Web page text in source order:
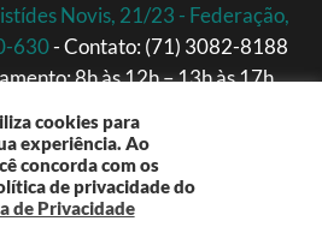
Top
Novis, 21/23 - Federação,
630- Contato: (71) 3082-8188
8h às 12h – 13h às 17h
cookies para
experiência. Ao
concorda com os
de privacidade do
de Privacidade